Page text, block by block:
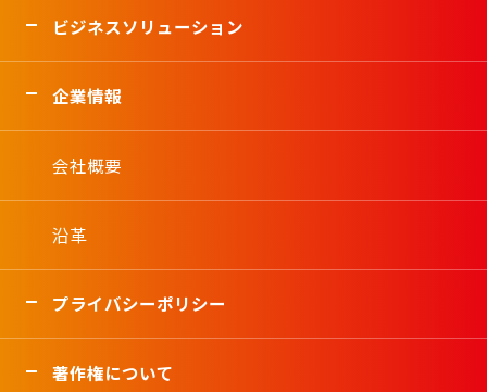
ビジネスソリューション
企業情報
会社概要
沿革
プライバシーポリシー
著作権について